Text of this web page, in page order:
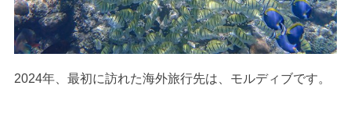
2024年、最初に訪れた海外旅行先は、モルディブです。